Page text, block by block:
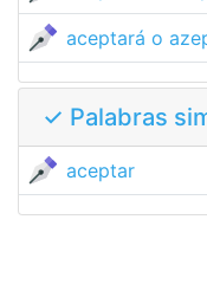
aceptará o
✓ Palabras
aceptar